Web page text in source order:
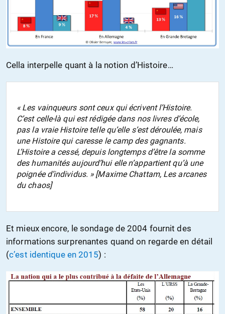
Cella interpelle quant à la notion d’Histoire…
« Les vainqueurs sont ceux qui écrivent l’Histoire.
C’est celle-là qui est rédigée dans nos livres d’école,
pas la vraie Histoire telle qu’elle s’est déroulée, mais
une Histoire qui caresse le camp des gagnants.
L’Histoire a cessé, depuis longtemps d’être la somme
des humanités aujourd’hui elle n’appartient qu’à une
poignée d’individus. » [Maxime Chattam, Les arcanes
du chaos]
Et mieux encore, le sondage de 2004 fournit des
informations surprenantes quand on regarde en détail
(c’est identique en 2015) :